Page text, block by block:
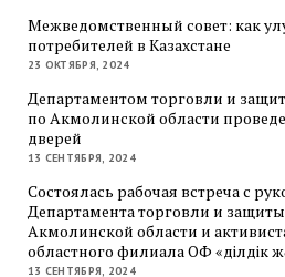
Межведомственный совет: как
потребителей в Казахстане
23 ОКТЯБРЯ, 2024
Департаментом торговли и
по Акмолинской области
дверей
13 СЕНТЯБРЯ, 2024
Состоялась рабочая встреча с
Департамента торговли и
Акмолинской области и
областного филиала ОФ «Әділдік
13 СЕНТЯБРЯ, 2024